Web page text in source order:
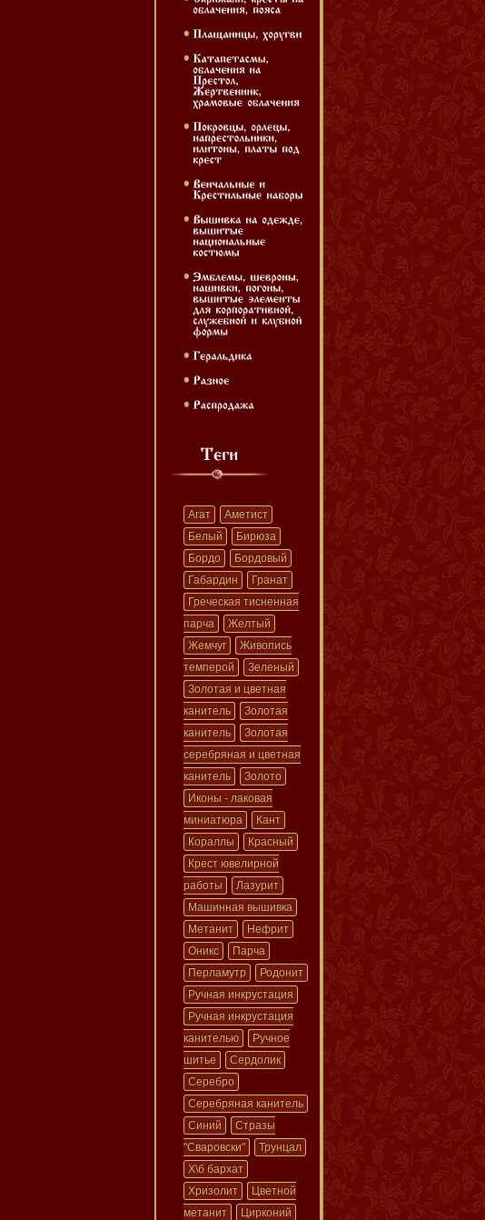
Агат
Аметист
Белый
Бирюза
Бордо
Бордовый
Габардин
Гранат
Греческая тисненная
парча
Желтый
Жемчуг
Живопись
темперой
Зеленый
Золотая и цветная
канитель
Золотая
канитель
Золотая
серебряная и цветная
канитель
Золото
Иконы - лаковая
миниатюра
Кант
Кораллы
Красный
Крест ювелирной
работы
Лазурит
Машинная вышивка
Метанит
Нефрит
Оникс
Парча
Перламутр
Родонит
Ручная инкрустация
Ручная инкрустация
канителью
Ручное
шитье
Сердолик
Серебро
Серебряная канитель
Синий
Стразы
"Сваровски"
Трунцал
Х\б бархат
Хризолит
Цветной
метанит
Цирконий